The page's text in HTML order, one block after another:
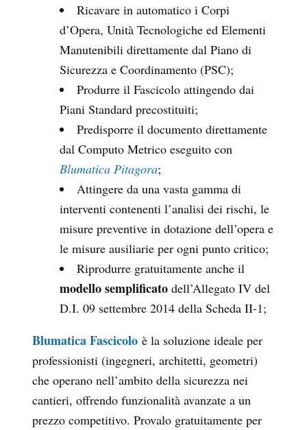
Ricavare in automatico i Corpi
d’Opera, Unità Tecnologiche ed Elementi
Manutenibili direttamente dal Piano di
Sicurezza e Coordinamento (PSC);
Produrre il Fascicolo attingendo dai
Piani Standard precostituiti;
Predisporre il documento direttamente
dal Computo Metrico eseguito con
Blumatica Pitagora;
Attingere da una vasta gamma di
interventi contenenti l’analisi dei rischi, le
misure preventive in dotazione dell’opera e
le misure ausiliarie per ogni punto critico;
Riprodurre gratuitamente anche il
modello semplificato dell’Allegato IV del
D.I. 09 settembre 2014 della Scheda II-1;
Blumatica Fascicolo è la soluzione ideale per
professionisti (ingegneri, architetti, geometri)
che operano nell’ambito della sicurezza nei
cantieri, offrendo funzionalità avanzate a un
prezzo competitivo. Provalo gratuitamente per